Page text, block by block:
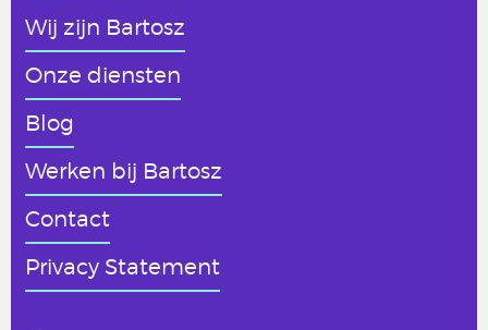
Wij zijn Bartosz
Onze diensten
Blog
Werken bij Bartosz
Contact
Privacy Statement